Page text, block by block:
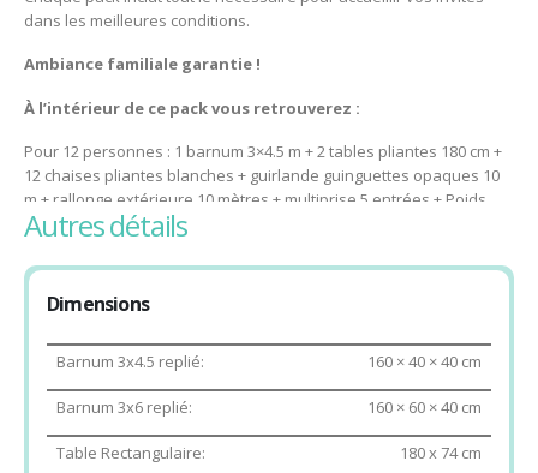
dans les meilleures conditions.
Ambiance familiale garantie !
À l’intérieur de ce pack vous retrouverez :
Pour 12 personnes : 1 barnum 3×4.5 m + 2 tables pliantes 180 cm +
12 chaises pliantes blanches + guirlande guinguettes opaques 10
m + rallonge extérieure 10 mètres + multiprise 5 entrées + Poids
Pour 24 personnes : 2 barnums 3×4.5 m + 4 tables pliantes 180 cm +
24 chaises pliantes blanches + guirlandes guinguettes opaques 20
chaises pliantes blanches + guirlandes guinguettes opaques 30 m
autres détails
Dimensions
Barnum 3x4.5 replié: 160 × 40 × 40 cm
Barnum 3x6 replié: 160 × 60 × 40 cm
Table Rectangulaire: 180 x 74 cm